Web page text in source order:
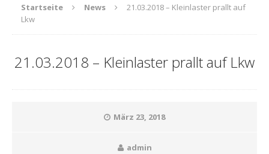
Startseite News
21.03.2018 – Kleinlaster prallt auf
Lkw
21.03.2018 – Kleinlaster prallt auf Lkw
März 23, 2018
admin